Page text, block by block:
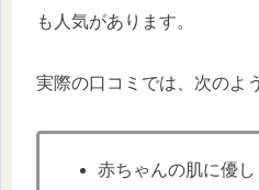
も人気があります。
実際の口コミでは、次のよ
赤ちゃんの肌に優